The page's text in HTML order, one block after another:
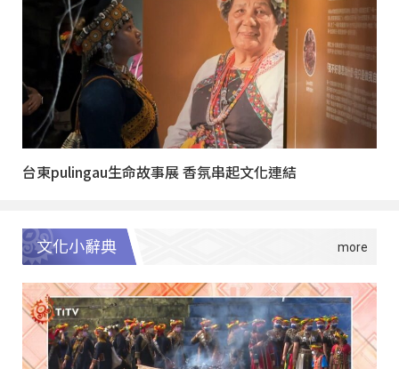
台東pulingau生命故事展 香氛串起文化連結
文化小辭典